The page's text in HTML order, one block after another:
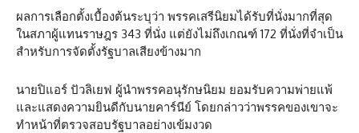
ผลการเลือกตั้งเบื้องต้นระบุว่า พรรคเสรีนิยมได้รับที่นั่งมากที่สุด
ในสภาผู้แทนราษฎร 343 ที่นั่ง แต่ยังไม่ถึงเกณฑ์ 172 ที่นั่งที่จำเป็น
สำหรับการจัดตั้งรัฐบาลเสียงข้างมาก
นายปิแอร์ ปัวลิเยฟ ผู้นำพรรคอนุรักษนิยม ยอมรับความพ่ายแพ้
และแสดงความยินดีกับนายคาร์นีย์ โดยกล่าวว่าพรรคของเขาจะ
ทำหน้าที่ตรวจสอบรัฐบาลอย่างเข้มงวด